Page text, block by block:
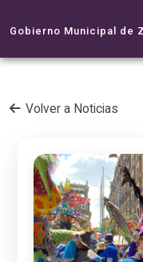
Gobierno Municipal de
Volver a Noticias